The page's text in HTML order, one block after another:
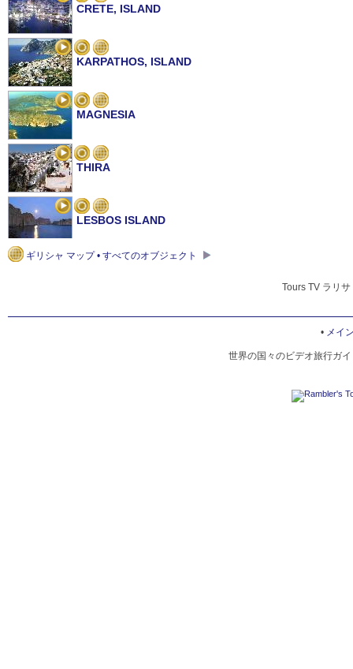
CRETE, ISLAND
KARPATHOS, ISLAND
MAGNESIA
THIRA
LESBOS ISLAND
ギリシャ マップ • すべてのオブジェクト
Tours TV ラリサ
• メイ
世界の国々のビデオ旅行ガ